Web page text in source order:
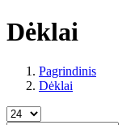
Dėklai
Pagrindinis
Dėklai